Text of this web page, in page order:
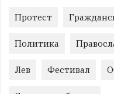
Протест
Политика
Лев Фестивал